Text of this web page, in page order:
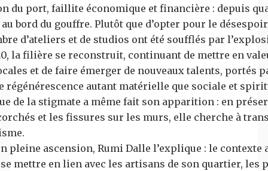
du port, faillite économique et financière : depuis
bord du gouffre. Plutôt que d’opter pour le
d’ateliers et de studios ont été soufflés par
la filière se reconstruit, continuant de mettre en
et de faire émerger de nouveaux talents, portés
régénérescence autant matérielle que sociale et
de la stigmate a même fait son apparition : en
et les fissures sur les murs, elle cherche à
pleine ascension, Rumi Dalle l’explique : le contexte
mettre en lien avec les artisans de son quartier, les